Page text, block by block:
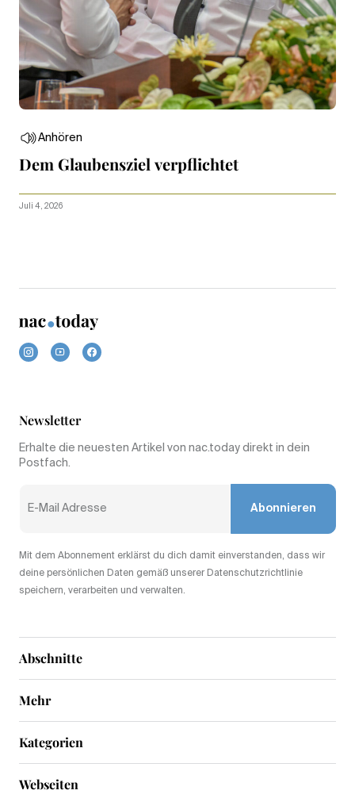
Anhören
Dem Glaubensziel verpflichtet
Juli 4, 2026
Abschnitte
Mehr
Newsletter
Erhalte die neuesten Artikel von nac.today direkt in dein
Postfach.
Abonnieren
Mit dem Abonnement erklärst du dich damit einverstanden, dass wir
deine persönlichen Daten gemäß unserer Datenschutzrichtlinie
speichern, verarbeiten und verwalten.
Kategorien
Webseiten